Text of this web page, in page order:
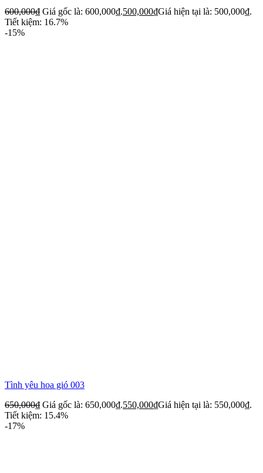
600,000₫ Giá gốc là: 600,000₫.500,000₫Giá hiện tại là: 500,000₫.
Tiết kiệm: 16.7%
-15%
Tình yêu hoa gió 003
650,000₫ Giá gốc là: 650,000₫.550,000₫Giá hiện tại là: 550,000₫.
Tiết kiệm: 15.4%
-17%